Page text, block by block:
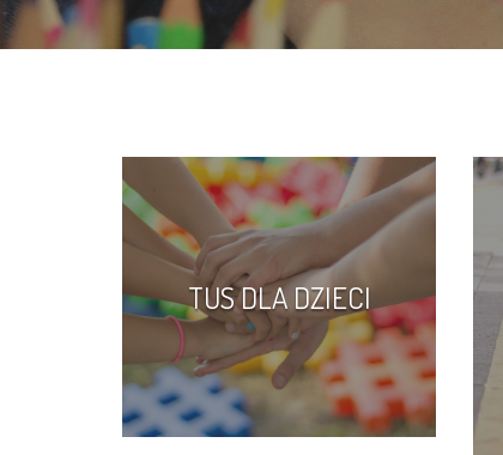
TUS DLA DZIECI